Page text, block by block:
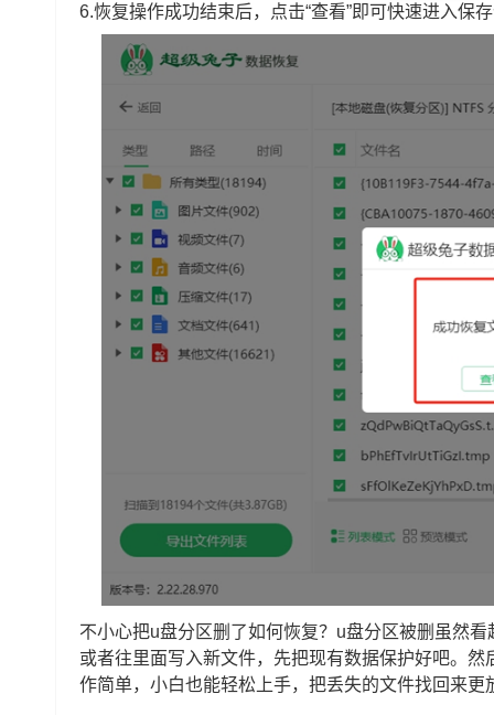
6.恢复操作成功结束后，点击“查看”即可快速进入保
不小心把u盘分区删了如何恢复？u盘分区被删虽然
或者往里面写入新文件，先把现有数据保护好吧。
作简单，小白也能轻松上手，把丢失的文件找回来更